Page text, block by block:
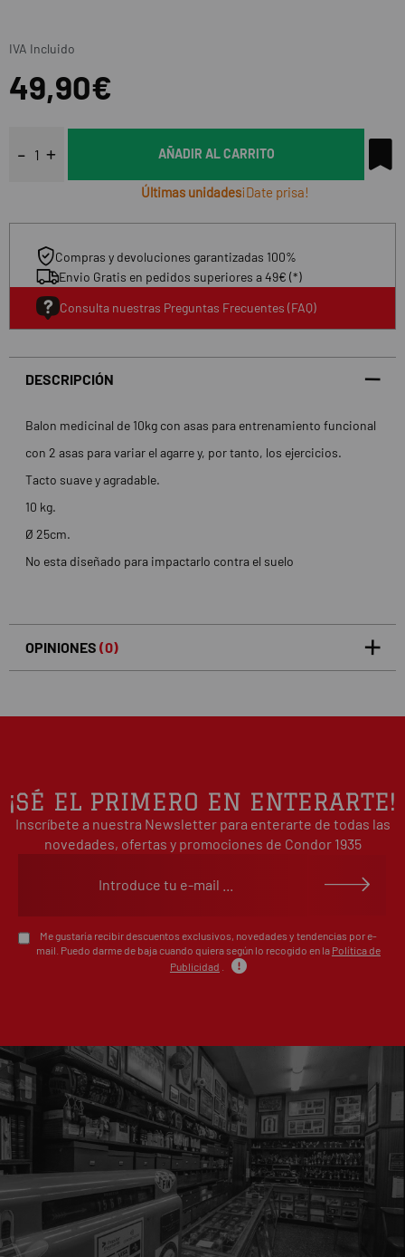
49,90€
IVA Incluido
AÑADIR AL CARRITO
Últimas unidades¡Date prisa!
Compras y devoluciones garantizadas 100%
Envio Gratis en pedidos superiores a 49€ (*)
Consulta nuestras Preguntas Frecuentes (FAQ)
DESCRIPCIÓN
Balon medicinal de 10kg con asas para entrenamiento funcional
con 2 asas para variar el agarre y, por tanto, los ejercicios.
Tacto suave y agradable.
10 kg.
Ø 25cm.
No esta diseñado para impactarlo contra el suelo
OPINIONES (0)
5
4
0%
estrellas
0%
1
estrellas 0%
¡SÉ EL PRIMERO EN ENTERARTE!
Inscríbete a nuestra Newsletter para enterarte de todas las
novedades, ofertas y promociones de Condor 1935
Me gustaría recibir descuentos exclusivos, novedades y tendencias por e-
mail. Puedo darme de baja cuando quiera según lo recogido en la Política de
Publicidad